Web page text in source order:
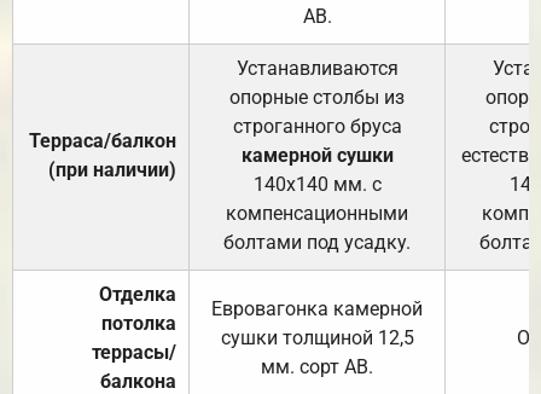
АВ.
Терраса/балкон
(при наличии)
Устанавливаются
опорные столбы из
строганного бруса
камерной сушки
140х140 мм. с
компенсационными
болтами под усадку.
Отделка
потолка
террасы/
балкона
Евровагонка камерной
сушки толщиной 12,5
мм. сорт АВ.